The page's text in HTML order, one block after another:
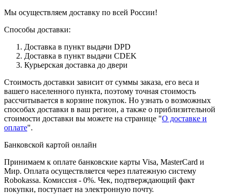
Мы осуществляем доставку по всей России!
Способы доставки:
Доставка в пункт выдачи DPD
Доставка в пункт выдачи CDEK
Курьерская доставка до двери
Стоимость доставки зависит от суммы заказа, его веса и
вашего населенного пункта, поэтому точная стоимость
рассчитывается в корзине покупок. Но узнать о возможных
способах доставки в ваш регион, а также о приблизительной
стоимости доставки вы можете на странице "О доставке и
оплате".
Банковской картой онлайн
Принимаем к оплате банковские карты Visa, MasterCard и
Мир. Оплата осуществляется через платежную систему
Robokassa. Комиссия - 0%. Чек, подтверждающий факт
покупки, поступает на электронную почту.